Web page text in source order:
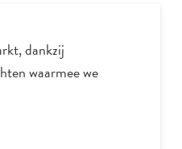
dankzij
waarmee we